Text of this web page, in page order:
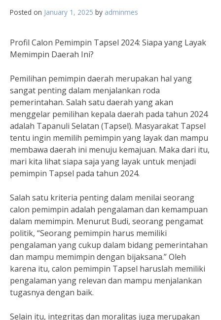
Posted on January 1, 2025 by adminmes
Profil Calon Pemimpin Tapsel 2024: Siapa yang Layak
Memimpin Daerah Ini?
Pemilihan pemimpin daerah merupakan hal yang
sangat penting dalam menjalankan roda
pemerintahan. Salah satu daerah yang akan
menggelar pemilihan kepala daerah pada tahun 2024
adalah Tapanuli Selatan (Tapsel). Masyarakat Tapsel
tentu ingin memilih pemimpin yang layak dan mampu
membawa daerah ini menuju kemajuan. Maka dari itu,
mari kita lihat siapa saja yang layak untuk menjadi
pemimpin Tapsel pada tahun 2024.
Salah satu kriteria penting dalam menilai seorang
calon pemimpin adalah pengalaman dan kemampuan
dalam memimpin. Menurut Budi, seorang pengamat
politik, “Seorang pemimpin harus memiliki
pengalaman yang cukup dalam bidang pemerintahan
dan mampu memimpin dengan bijaksana.” Oleh
karena itu, calon pemimpin Tapsel haruslah memiliki
pengalaman yang relevan dan mampu menjalankan
tugasnya dengan baik.
Selain itu, integritas dan moralitas juga merupakan